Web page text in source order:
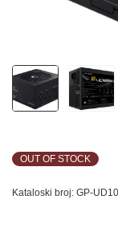
OUT OF STOCK
Kataloski broj: GP-